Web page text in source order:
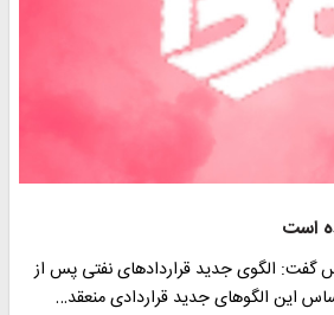
الگوی جدید قراردادهای نفتی پس از
این الگوهای جدید قراردادی منعقد…